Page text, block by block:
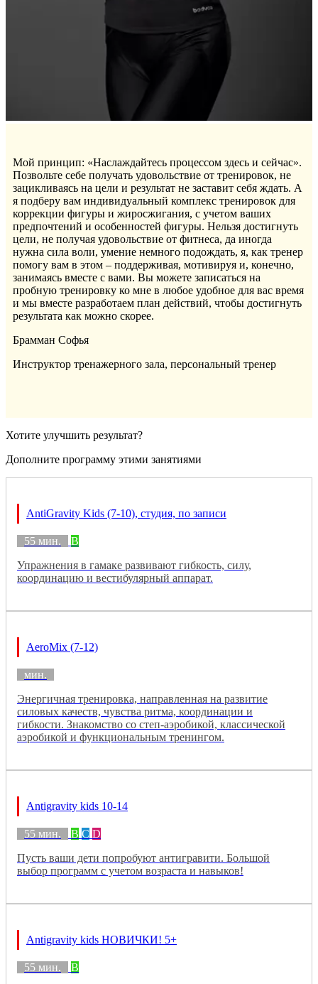
Мой принцип: «Наслаждайтесь процессом здесь и сейчас».
Позвольте себе получать удовольствие от тренировок, не
зацикливаясь на цели и результат не заставит себя ждать. А
я подберу вам индивидуальный комплекс тренировок для
коррекции фигуры и жиросжигания, с учетом ваших
предпочтений и особенностей фигуры. Нельзя достигнуть
цели, не получая удовольствие от фитнеса, да иногда
нужна сила воли, умение немного подождать, я, как тренер
помогу вам в этом – поддерживая, мотивируя и, конечно,
занимаясь вместе с вами. Вы можете записаться на
пробную тренировку ко мне в любое удобное для вас время
и мы вместе разработаем план действий, чтобы достигнуть
результата как можно скорее.
Брамман Софья
Инструктор тренажерного зала, персональный тренер
Хотите улучшить результат?
Дополните программу этими занятиями
AntiGravity Kids (7-10), студия, по записи
55 мин.
B
Упражнения в гамаке развивают гибкость, силу,
координацию и вестибулярный аппарат.
AeroMix (7-12)
мин.
Энергичная тренировка, направленная на развитие
силовых качеств, чувства ритма, координации и
гибкости. Знакомство со степ-аэробикой, классической
аэробикой и функциональным тренингом.
Antigravity kids 10-14
55 мин. B C D
Пусть ваши дети попробуют антигравити. Большой
выбор программ с учетом возраста и навыков!
Antigravity kids НОВИЧКИ! 5+
55 мин.
B